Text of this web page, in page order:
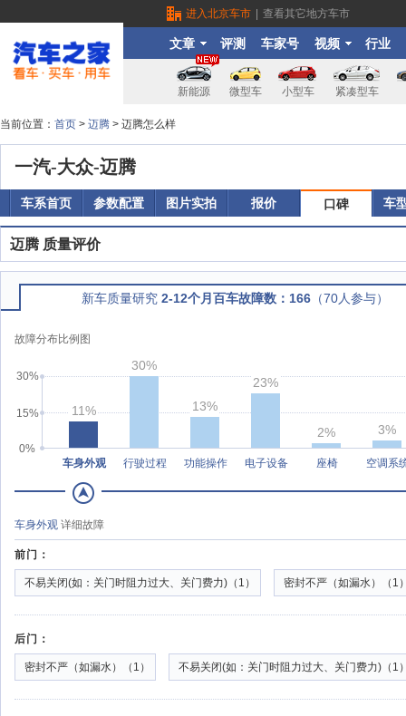
进入北京车市 查看其它地方车市
文章 评测 车家号 视频 行业
新能源 微型车 小型车 紧凑型车
当前位置： 首页 > 迈腾 > 迈腾怎么样
一汽-大众-迈腾
车系首页 参数配置 图片实拍 报价 口碑 车
迈腾 质量评价
新车质量研究 2-12个月百车故障数：166（70人参与）
故障分布比例图
车身外观
11%
行驶过程
30%
功能操作
13%
电子设备
23%
座椅
2%
空调系
3%
0%
15%
30%
车身外观 详细故障
前门：
不易关闭(如：关门时阻力过大、关门费力)（1） 密封不严（如漏水）（1
后门：
密封不严（如漏水）（1） 不易关闭(如：关门时阻力过大、关门费力)（1